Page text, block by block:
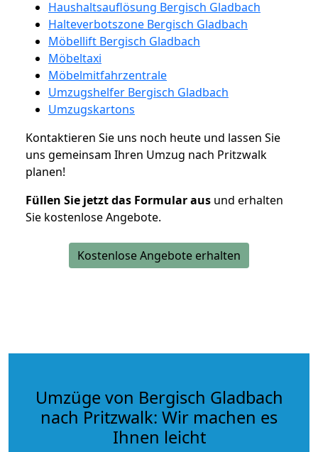
Haushaltsauflösung Bergisch Gladbach
Halteverbotszone Bergisch Gladbach
Möbellift Bergisch Gladbach
Möbeltaxi
Möbelmitfahrzentrale
Umzugshelfer Bergisch Gladbach
Umzugskartons
Kontaktieren Sie uns noch heute und lassen Sie
uns gemeinsam Ihren Umzug nach Pritzwalk
planen!
Füllen Sie jetzt das Formular aus und erhalten
Sie kostenlose Angebote.
Kostenlose Angebote erhalten
Umzüge von Bergisch Gladbach
nach Pritzwalk: Wir machen es
Ihnen leicht